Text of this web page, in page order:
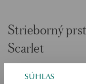
SÚHLAS
Strieborný
Scarlet
Veľkosť
Veľkosť